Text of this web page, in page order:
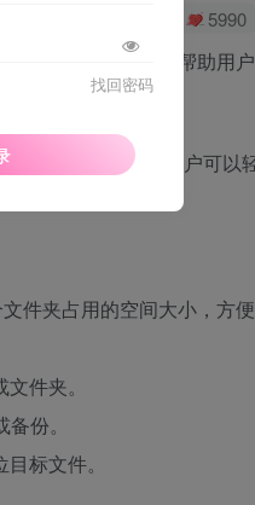
5990
硬盘空间，它可以帮助用户
析报告等，使得用户可以
件夹占用的空间大小，方便
件夹。
份。
标文件。
找回密码